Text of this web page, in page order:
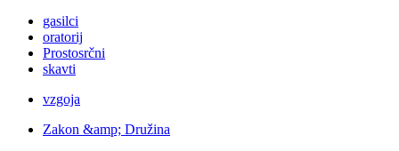
gasilci
oratorij
Prostosrčni
skavti
vzgoja
Zakon &amp; Družina